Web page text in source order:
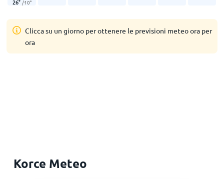
26° /10°
Clicca su un giorno per ottenere le previsioni meteo ora per
ora
Korce Meteo